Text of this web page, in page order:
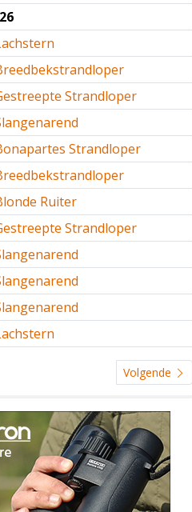
Strandloper
Strandloper
Ruiter
Strandloper
Volgende